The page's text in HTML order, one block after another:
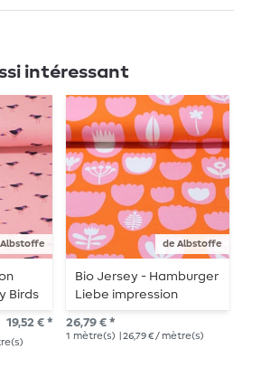
intéressant
Birds
19,52 € *
de Albstoffe
Bio Jersey - Hamburger
Liebe impression
numérique Easygoing
Tulips Orange
26,79 € *
1 mètre(s) | 26,79 € / mètre(s)